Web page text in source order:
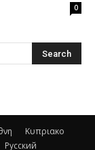
0
Κυπριακο
Русский